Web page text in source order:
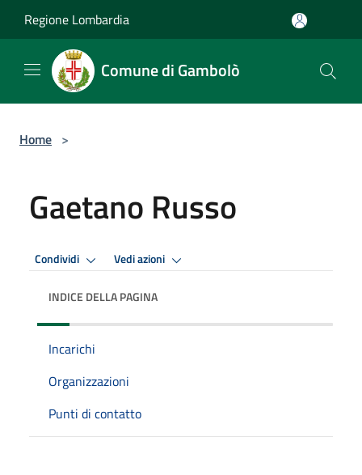
Regione Lombardia
Comune di Gambolò
Home >
Gaetano Russo
Condividi Vedi azioni
INDICE DELLA PAGINA
Incarichi
Organizzazioni
Punti di contatto